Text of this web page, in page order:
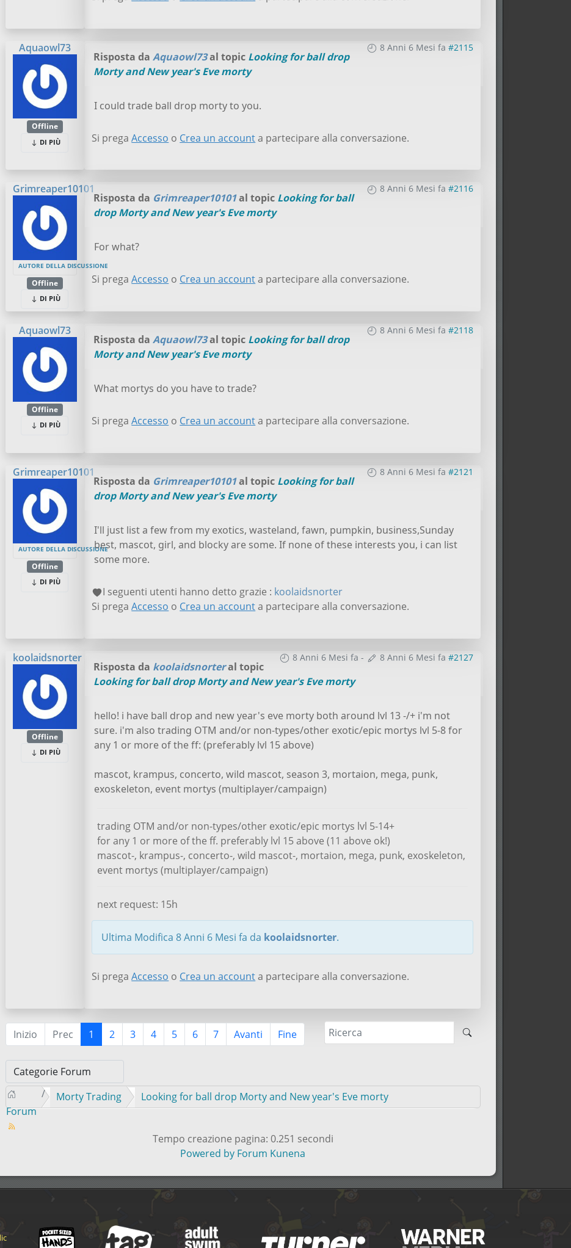
Aquaowl73
Offline
DI PIÙ
8 Anni 6 Mesi fa #2115
Risposta daAquaowl73al topic Looking for ball drop
Morty and New year's Eve morty
I could trade ball drop morty to you.
Si pregaAccesso o Crea un accounta partecipare alla conversazione.
Grimreaper10101
AUTORE DELLA DISCUSSIONE
Offline
DI PIÙ
8 Anni 6 Mesi fa #2116
Risposta da Grimreaper10101al topic Looking for ball
drop Morty and New year's Eve morty
For what?
Si pregaAccesso o Crea un accounta partecipare alla conversazione.
Aquaowl73
Offline
DI PIÙ
8 Anni 6 Mesi fa #2118
Risposta daAquaowl73al topic Looking for ball drop
Morty and New year's Eve morty
What mortys do you have to trade?
Si pregaAccesso o Crea un accounta partecipare alla conversazione.
Grimreaper10101
AUTORE DELLA DISCUSSIONE
Offline
DI PIÙ
8 Anni 6 Mesi fa #2121
Risposta da Grimreaper10101al topic Looking for ball
drop Morty and New year's Eve morty
I'll just list a few from my exotics, wasteland, fawn, pumpkin, business,Sunday
best, mascot, girl, and blocky are some. If none of these interests you, i can list
some more.
I seguenti utenti hanno detto grazie : koolaidsnorter
Si pregaAccesso o Crea un accounta partecipare alla conversazione.
koolaidsnorter
Offline
DI PIÙ
8 Anni 6 Mesi fa - 8 Anni 6 Mesi fa #2127
Risposta da koolaidsnorteral topic
Looking for ball drop Morty and New year's Eve morty
hello! i have ball drop and new year's eve morty both around lvl 13 -/+ i'm not
sure. i'm also trading OTM and/or non-types/other exotic/epic mortys lvl 5-8 for
any 1 or more of the ff: (preferably lvl 15 above)
mascot, krampus, concerto, wild mascot, season 3, mortaion, mega, punk,
exoskeleton, event mortys (multiplayer/campaign)
trading OTM and/or non-types/other exotic/epic mortys lvl 5-14+
for any 1 or more of the ff. preferably lvl 15 above (11 above ok!)
mascot-, krampus-, concerto-, wild mascot-, mortaion, mega, punk, exoskeleton,
event mortys (multiplayer/campaign)
next request: 15h
Ultima Modifica 8 Anni 6 Mesi fa da koolaidsnorter.
Si pregaAccesso o Crea un accounta partecipare alla conversazione.
Inizio Prec 1 2 3 4 5 6 7 Avanti Fine
Forum
Morty Trading Looking for ball drop Morty and New year's Eve morty
Tempo creazione pagina: 0.251 secondi
Powered by Forum Kunena